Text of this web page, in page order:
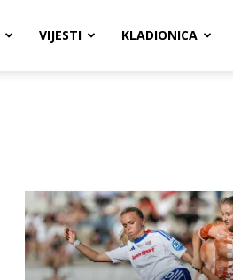
VIJESTI KLADIONICA